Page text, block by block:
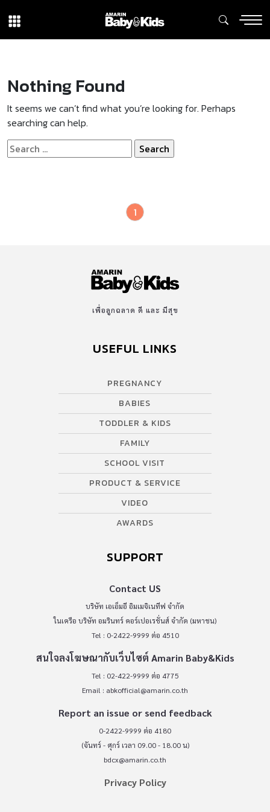
Nothing Found
It seems we can’t find what you’re looking for. Perhaps
searching can help.
Search
for:
1
เพื่อลูกฉลาด ดี และ มีสุข
USEFUL LINKS
PREGNANCY
BABIES
TODDLER & KIDS
FAMILY
SCHOOL VISIT
PRODUCT & SERVICE
VIDEO
AWARDS
SUPPORT
Contact US
บริษัท เอเอ็มอี อิมเมจิเนทีฟ จำกัด
ในเครือ บริษัท อมรินทร์ คอร์เปอเรชั่นส์ จำกัด (มหาชน)
Tel : 0-2422-9999 ต่อ 4510
สนใจลงโฆษณากับเว็บไซต์ Amarin Baby&Kids
Tel : 02-422-9999 ต่อ 4775
Email : abkofficial@amarin.co.th
Report an issue or send feedback
0-2422-9999 ต่อ 4180
(จันทร์ - ศุกร์ เวลา 09.00 - 18.00 น)
bdcx@amarin.co.th
Privacy Policy